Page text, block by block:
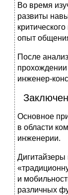
Во время
развиты
опыт
После
инженер-
Основное
в области
инженерии.
и
различных